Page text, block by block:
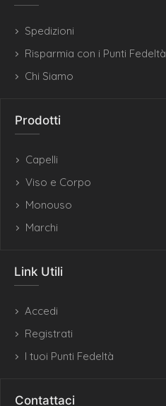
Spedizioni
Risparmia con i Punti Fedeltà
Chi Siamo
Prodotti
Capelli
Viso e Corpo
Monouso
Marchi
Link Utili
Accedi
Registrati
I tuoi Punti Fedeltà
Contattaci